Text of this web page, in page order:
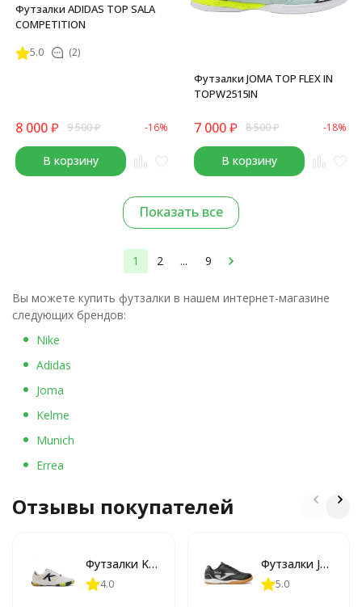
Футзалки ADIDAS TOP SALA
COMPETITION
5.0 (2)
8 000₽ 9 500₽ -16%
В корзину
Футзалки JOMA TOP FLEX IN
TOPW2515IN
7 000₽ 8 500₽ -18%
В корзину
Показать все
1 2 ... 9
Вы можете купить футзалки в нашем интернет-магазине
следующих брендов:
Nike
Adidas
Joma
Kelme
Munich
Errea
Отзывы покупателей
Футзалки KELME ALL IN
4.0
Футзалки JOMA TOLEDO
5.0